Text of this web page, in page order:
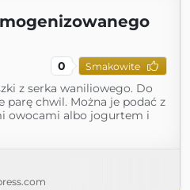
0 Smakowite
z serka waniliowego. Do
parę chwil. Można je podać z
owocami albo jogurtem i